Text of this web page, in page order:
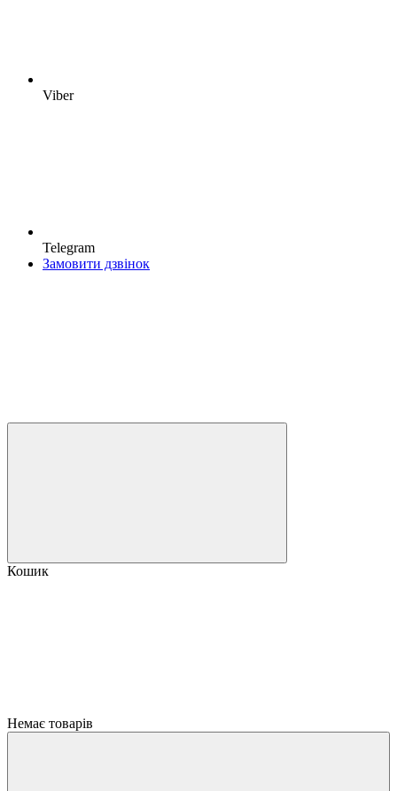
Viber
Telegram
Замовити дзвінок
Кошик
Немає товарів